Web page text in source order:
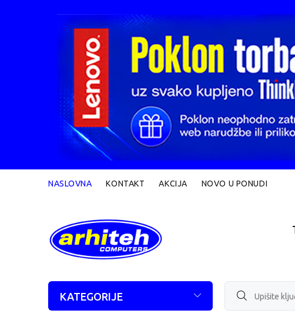
NASLOVNA KONTAKT AKCIJA NOVO U PONUDI
KATEGORIJE